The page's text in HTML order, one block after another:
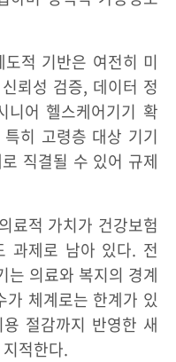
적 기반은 여전히 미
뢰성 검증, 데이터 정
니어 헬스케어기기 확
히 고령층 대상 기기
직결될 수 있어 규제
료적 가치가 건강보험
과제로 남아 있다. 전
는 의료와 복지의 경계
체계로는 한계가 있
절감까지 반영한 새
적한다.